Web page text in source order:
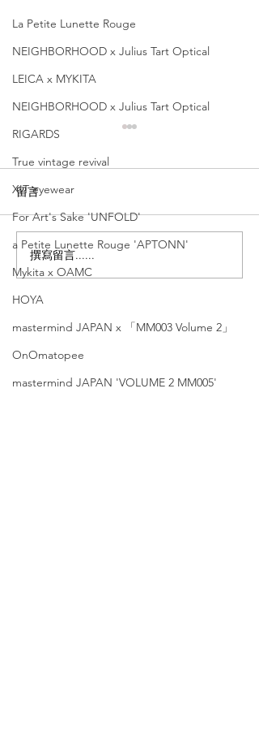
La Petite Lunette Rouge
NEIGHBORHOOD x Julius Tart Optical
LEICA x MYKITA
NEIGHBORHOOD x Julius Tart Optical
RIGARDS
True vintage revival
XIT eyewear
For Art's Sake 'UNFOLD'
a Petite Lunette Rouge 'APTONN'
Mykita x OAMC
HOYA
mastermind JAPAN x 「MM003 Volume 2」
OnOmatopee
mastermind JAPAN 'VOLUME 2 MM005'
Yuichi Toyama【線條與
律動的完美交織 ｜銅鑼灣
留言
撰寫留言......